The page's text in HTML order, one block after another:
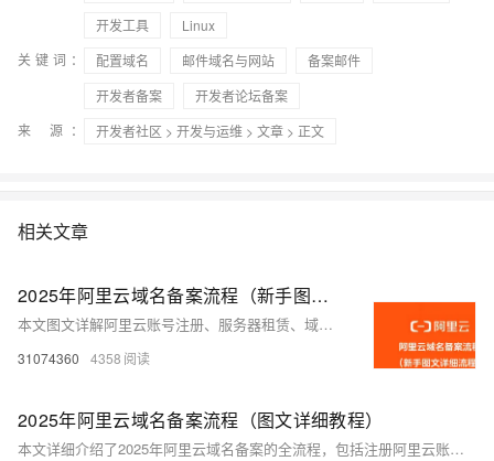
开发工具
Linux
关键词：
配置域名 邮件域名与网站
备案邮件
开发者备案
开发者论坛备案
来 源：
开发者社区 > 开发与运维 > 文章 > 正文
相关文章
2025年阿里云域名备案流程（新手图文详细流程）
本文图文详解阿里云账号注册、服务器租赁、域名购买及备案全流程，涵盖企业实名认证、信息模板创建、域名备案提交与管局审核等关键步骤，助您快速完成网站上线前的准备工作。
31074360 4358
2025年阿里云域名备案流程（图文详细教程）
本文详细介绍了2025年阿里云域名备案的全流程，包括注册阿里云账号、企业实名认证、购买服务器、创建域名信息模板、购买域名、域名备案及查询备案号等步骤。通过图文结合的方式，清晰展示了每个环节的操作方法和注意事项，帮助用户顺利完成域名备案。文章强调了域名备案的前提是国内需有一台服务器，并提供了具体配置建议，同时提醒用户注意邮箱验证和短信核验等关键步骤，确保备案顺利通过。